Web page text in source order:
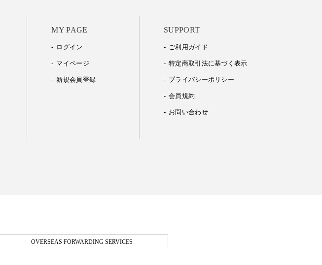
MY PAGE
ログイン
マイページ
新規会員登録
SUPPORT
ご利用ガイド
特定商取引法に基づく表示
プライバシーポリシー
会員規約
お問い合わせ
OVERSEAS FORWARDING SERVICES